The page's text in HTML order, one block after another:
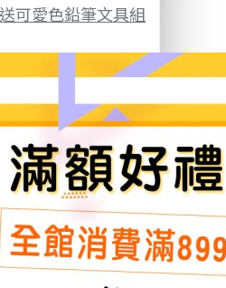
可愛色鉛筆文具組